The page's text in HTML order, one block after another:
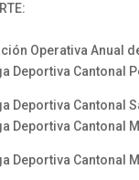
Operativa Anual
Deportiva Cantonal
Deportiva Cantonal
Deportiva Cantonal
Deportiva Cantonal